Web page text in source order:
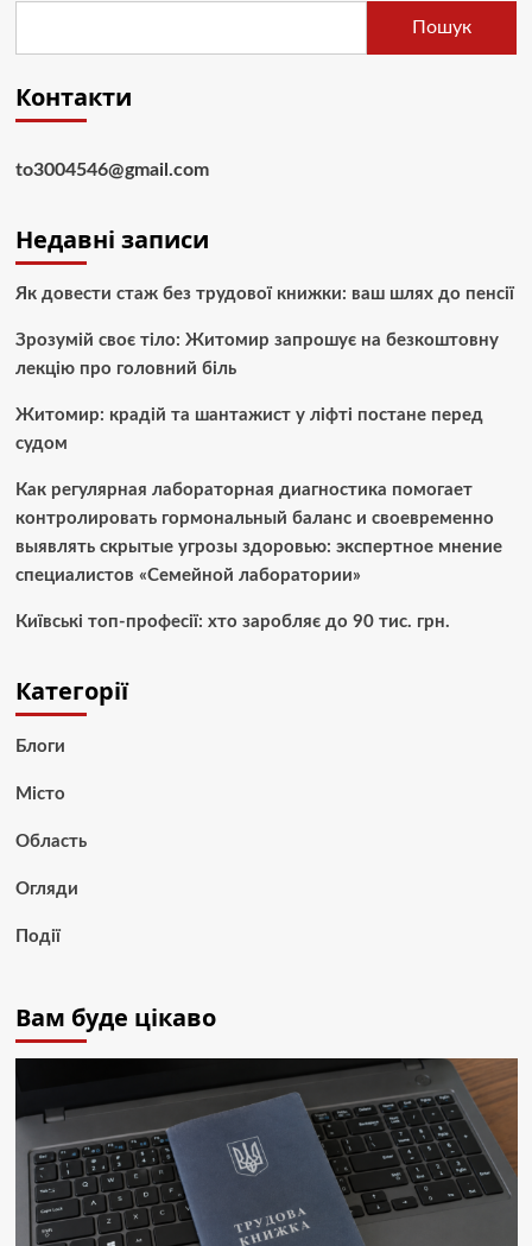
Пошук
Контакти
to3004546@gmail.com
Недавні записи
Як довести стаж без трудової книжки: ваш шлях до пенсії
Зрозумій своє тіло: Житомир запрошує на безкоштовну
лекцію про головний біль
Житомир: крадій та шантажист у ліфті постане перед
судом
Как регулярная лабораторная диагностика помогает
контролировать гормональный баланс и своевременно
выявлять скрытые угрозы здоровью: экспертное мнение
специалистов «Семейной лаборатории»
Київські топ-професії: хто заробляє до 90 тис. грн.
Категорії
Блоги
Місто
Область
Огляди
Події
Вам буде цікаво